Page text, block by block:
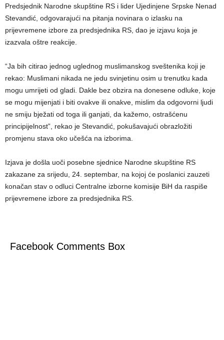
Predsjednik Narodne skupštine RS i lider Ujedinjene Srpske Nenad
Stevandić, odgovarajući na pitanja novinara o izlasku na
prijevremene izbore za predsjednika RS, dao je izjavu koja je
izazvala oštre reakcije.
“Ja bih citirao jednog uglednog muslimanskog sveštenika koji je
rekao: Muslimani nikada ne jedu svinjetinu osim u trenutku kada
mogu umrijeti od gladi. Dakle bez obzira na donesene odluke, koje
se mogu mijenjati i biti ovakve ili onakve, mislim da odgovorni ljudi
ne smiju bježati od toga ili ganjati, da kažemo, ostrašćenu
principijelnost”, rekao je Stevandić, pokušavajući obrazložiti
promjenu stava oko učešća na izborima.
Izjava je došla uoči posebne sjednice Narodne skupštine RS
zakazane za srijedu, 24. septembar, na kojoj će poslanici zauzeti
konačan stav o odluci Centralne izborne komisije BiH da raspiše
prijevremene izbore za predsjednika RS.
Facebook Comments Box